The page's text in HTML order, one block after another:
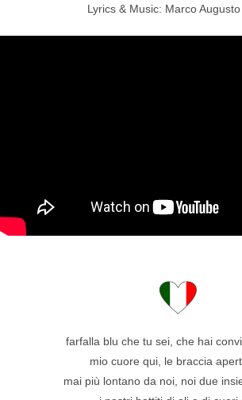
Lyrics & Music: Marco
farfalla blu che tu sei, che hai
mio cuore qui, le braccia
mai più lontano da noi, noi due